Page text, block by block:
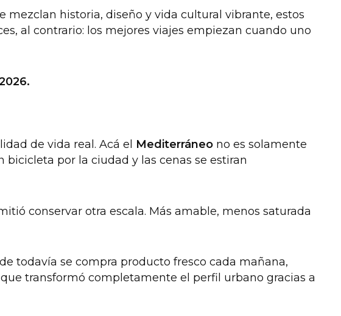
mezclan historia, diseño y vida cultural vibrante, estos
al contrario: los mejores viajes empiezan cuando uno
de vida real. Acá el Mediterráneono es solamente
por la ciudad y las cenas se estiran
conservar otra escala. Más amable, menos saturada
todavía se compra producto fresco cada mañana,
transformó completamente el perfil urbano gracias a